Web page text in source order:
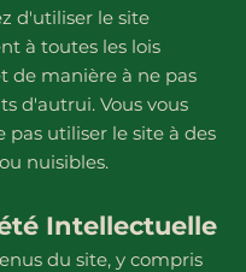
d'utiliser le site
à toutes les lois
de manière à ne pas
d'autrui. Vous vous
pas utiliser le site à des
nuisibles.
Intellectuelle
du site, y compris